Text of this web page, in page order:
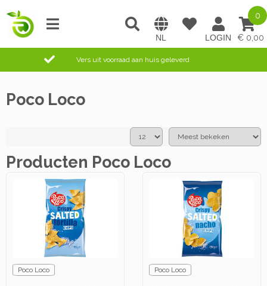
0,00
0
Vers uit voorraad aan huis geleverd
Poco Loco
Producten Poco Loco
Poco Loco Poco Loco